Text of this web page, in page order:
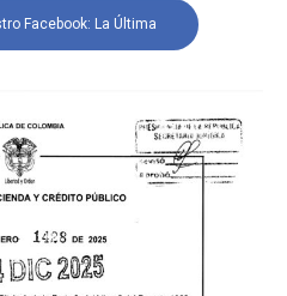
Facebook: La Última